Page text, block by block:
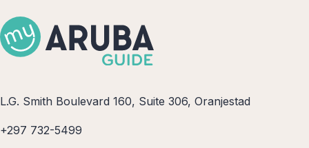
L.G. Smith Boulevard 160, Suite 306, Oranjestad
+297 732-5499